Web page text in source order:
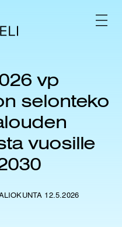
V
A
vp
selonteko
vuosille
12.5.2026